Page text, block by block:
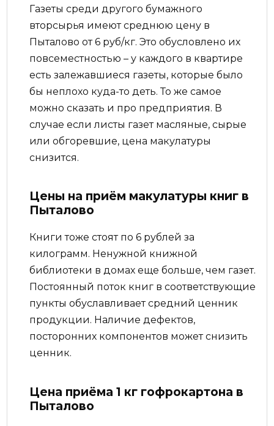
Газеты среди другого бумажного
вторсырья имеют среднюю цену в
Пыталово от 6 руб/кг. Это обусловлено их
повсеместностью – у каждого в квартире
есть залежавшиеся газеты, которые было
бы неплохо куда-то деть. То же самое
можно сказать и про предприятия. В
случае если листы газет масляные, сырые
или обгоревшие, цена макулатуры
снизится.
Цены на приём макулатуры книг в
Пыталово
Книги тоже стоят по 6 рублей за
килограмм. Ненужной книжной
библиотеки в домах еще больше, чем газет.
Постоянный поток книг в соответствующие
пункты обуславливает средний ценник
продукции. Наличие дефектов,
посторонних компонентов может снизить
ценник.
Цена приёма 1 кг гофрокартона в
Пыталово